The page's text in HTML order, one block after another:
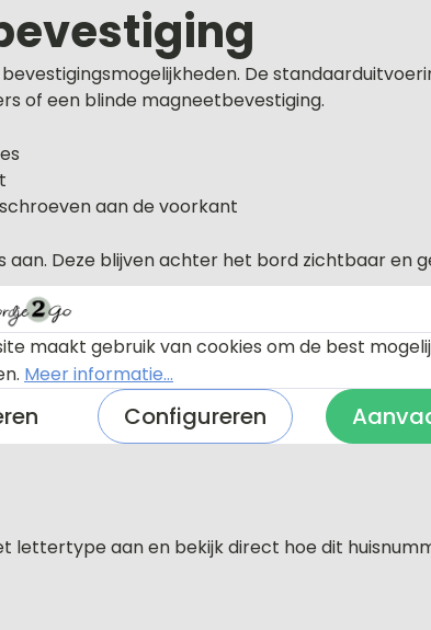
De
of een blinde magneetbevestiging.
aan de voorkant
aan. Deze blijven achter het bord zichtbaar en
dit
lettertype aan en bekijk direct hoe dit
maakt gebruik van cookies om de best
Meer informatie...
Configureren